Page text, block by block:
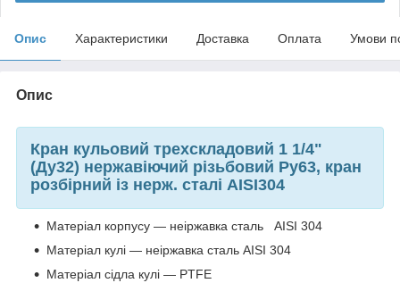
Опис Характеристики Доставка Оплата Умови
Опис
Кран кульовий трехскладовий 1 1/4"
(Ду32) нержавіючий різьбовий Ру63, кран
розбірний із нерж. сталі AISI304
Матеріал корпусу — неіржавка сталь AISI 304
Матеріал кулі — неіржавка сталь AISI 304
Матеріал сідла кулі — PTFE